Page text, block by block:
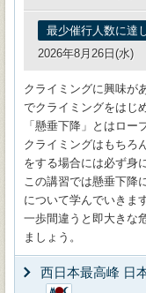
最少催行人数に達
2026年8月26日(水)
クライミングに興味が
でクライミングをはじ
「懸垂下降」とはロー
クライミングはもちろ
をする場合には必ず身
この講習では懸垂下降
について学んでいきま
一歩間違うと即大きな
ましょう。
西日本最高峰 日